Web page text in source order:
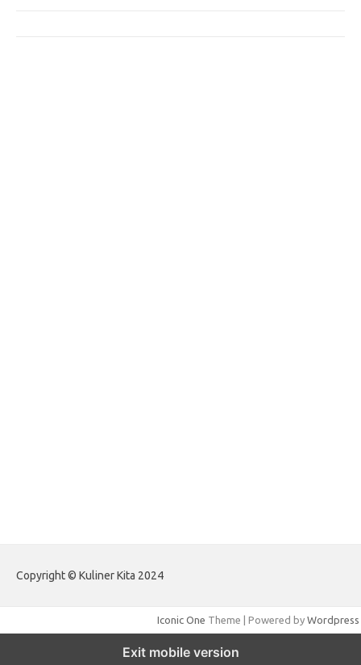
Copyright © Kuliner Kita 2024
Iconic One Theme | Powered by Wordpress
Exit mobile version